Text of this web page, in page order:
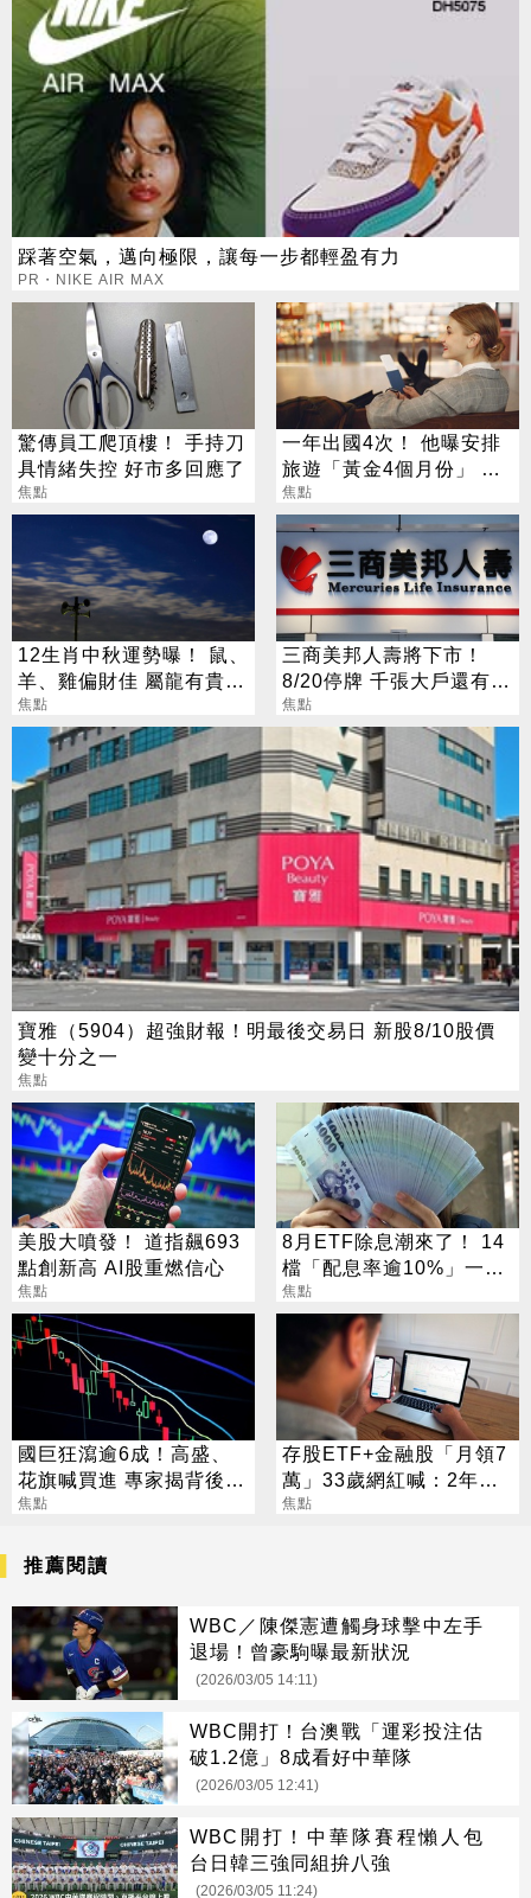
踩著空氣，邁向極限，讓每一步都輕盈有力
PR・NIKE AIR MAX
驚傳員工爬頂樓！ 手持刀
具情緒失控 好市多回應了
焦點
一年出國4次！ 他曝安排
旅遊「黃金4個月份」 卡
對整年活在期待中
焦點
12生肖中秋運勢曝！ 鼠、
羊、雞偏財佳 屬龍有貴人
相助
焦點
三商美邦人壽將下市！
8/20停牌 千張大戶還有
252人
焦點
寶雅（5904）超強財報！明最後交易日 新股8/10股價
變十分之一
焦點
美股大噴發！ 道指飆693
點創新高 AI股重燃信心
焦點
8月ETF除息潮來了！ 14
檔「配息率逾10%」一次
看
焦點
國巨狂瀉逾6成！高盛、
花旗喊買進 專家揭背後真
相
焦點
存股ETF+金融股「月領7
萬」33歲網紅喊：2年內
要退休
焦點
推薦閱讀
WBC／陳傑憲遭觸身球擊中左手
退場！曾豪駒曝最新狀況
(2026/03/05 14:11)
WBC開打！台澳戰「運彩投注估
破1.2億」8成看好中華隊
(2026/03/05 12:41)
WBC開打！中華隊賽程懶人包
台日韓三強同組拚八強
(2026/03/05 11:24)